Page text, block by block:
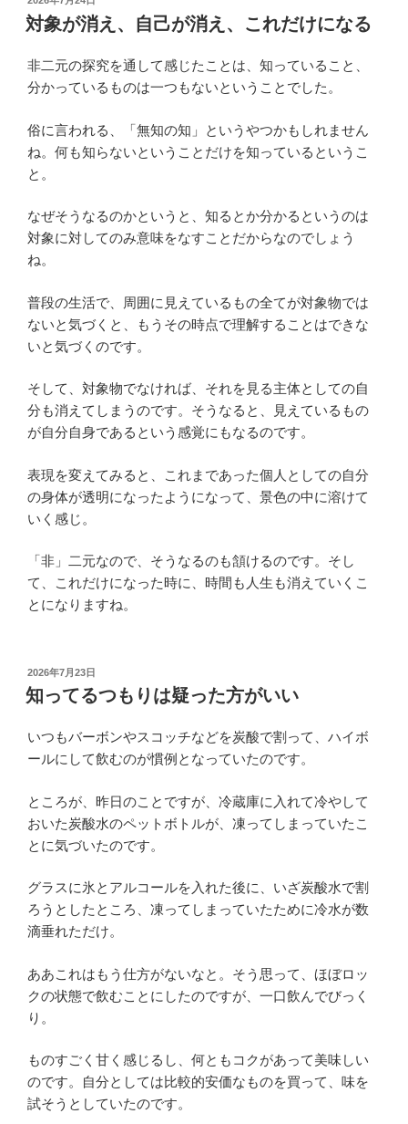
稿
日:
対象が消え、自己が消え、これだけになる
非二元の探究を通して感じたことは、知っていること、
分かっているものは一つもないということでした。
俗に言われる、「無知の知」というやつかもしれません
ね。何も知らないということだけを知っているというこ
と。
なぜそうなるのかというと、知るとか分かるというのは
対象に対してのみ意味をなすことだからなのでしょう
ね。
普段の生活で、周囲に見えているもの全てが対象物では
ないと気づくと、もうその時点で理解することはできな
いと気づくのです。
そして、対象物でなければ、それを見る主体としての自
分も消えてしまうのです。そうなると、見えているもの
が自分自身であるという感覚にもなるのです。
表現を変えてみると、これまであった個人としての自分
の身体が透明になったようになって、景色の中に溶けて
いく感じ。
「非」二元なので、そうなるのも頷けるのです。そし
て、これだけになった時に、時間も人生も消えていくこ
とになりますね。
投
稿
日:
2026年7月23日
知ってるつもりは疑った方がいい
いつもバーボンやスコッチなどを炭酸で割って、ハイボ
ールにして飲むのが慣例となっていたのです。
ところが、昨日のことですが、冷蔵庫に入れて冷やして
おいた炭酸水のペットボトルが、凍ってしまっていたこ
とに気づいたのです。
グラスに氷とアルコールを入れた後に、いざ炭酸水で割
ろうとしたところ、凍ってしまっていたために冷水が数
滴垂れただけ。
ああこれはもう仕方がないなと。そう思って、ほぼロッ
クの状態で飲むことにしたのですが、一口飲んでびっく
り。
ものすごく甘く感じるし、何ともコクがあって美味しい
のです。自分としては比較的安価なものを買って、味を
試そうとしていたのです。